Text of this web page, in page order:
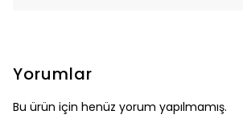
Yorumlar
Bu ürün için henüz yorum yapılmamış.